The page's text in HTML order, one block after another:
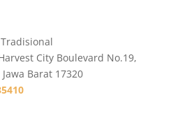
City Boulevard No.19,
Barat 17320